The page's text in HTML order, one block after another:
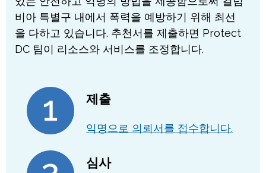
비아 특별구 내에서 폭력을 예방하기 위해 최선
을 다하고 있습니다. 추천서를 제출하면 Protect
DC 팀이 리소스와 서비스를 조정합니다.
제출
익명으로 의뢰서를 접수합니다.
심사